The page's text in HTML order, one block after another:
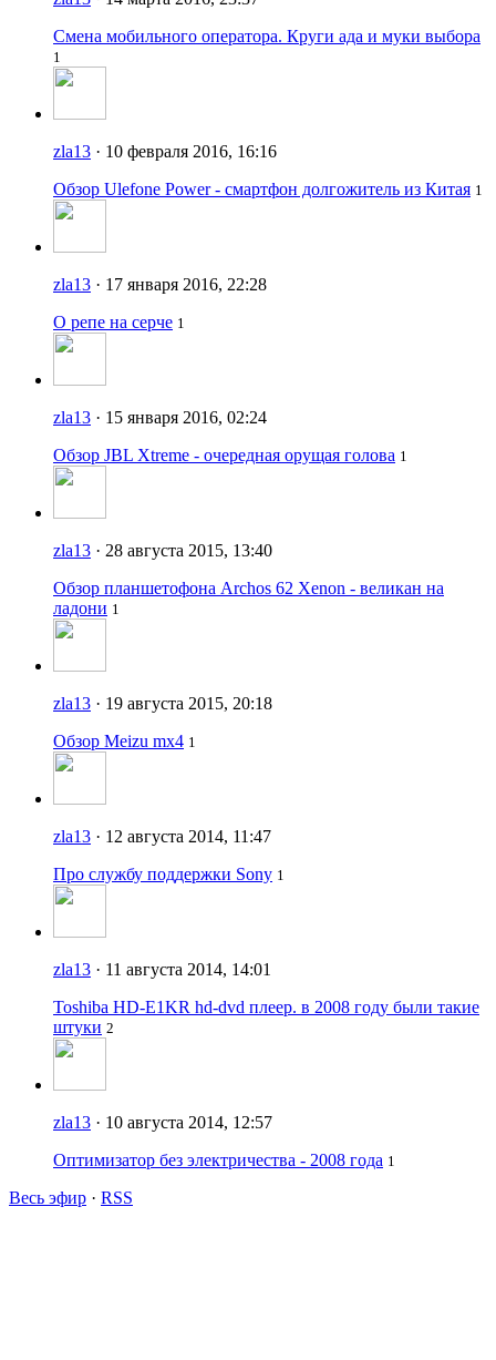
Смена мобильного оператора. Круги ада и муки выбора
1
zla13 · 10 февраля 2016, 16:16
Обзор Ulefone Power - смартфон долгожитель из Китая 1
zla13 · 17 января 2016, 22:28
О репе на серче 1
zla13 · 15 января 2016, 02:24
Обзор JBL Xtreme - очередная орущая голова 1
zla13 · 28 августа 2015, 13:40
Обзор планшетофона Archos 62 Xenon - великан на
ладони 1
zla13 · 19 августа 2015, 20:18
Обзор Meizu mx4 1
zla13 · 12 августа 2014, 11:47
Про службу поддержки Sony 1
zla13 · 11 августа 2014, 14:01
Toshiba HD-E1KR hd-dvd плеер. в 2008 году были такие
штуки 2
zla13 · 10 августа 2014, 12:57
Оптимизатор без электричества - 2008 года 1
Весь эфир · RSS